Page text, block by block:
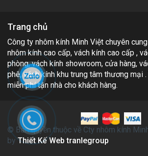
Trang chủ
Công ty nhôm kính Minh Việt chuyên
nhôm kính cao cấp, vách kính cao cấp ,
phòng, vách kính showroom, cửa hàng,
phê, vách kính khu trung tâm thương mại
miễn phí tận nhà cho khách hàng.
© Bản quyền thuộc về Cty nhôm kính
by Thiết Kế Web tranlegroup